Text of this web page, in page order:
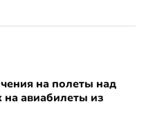
на полеты над
на авиабилеты из